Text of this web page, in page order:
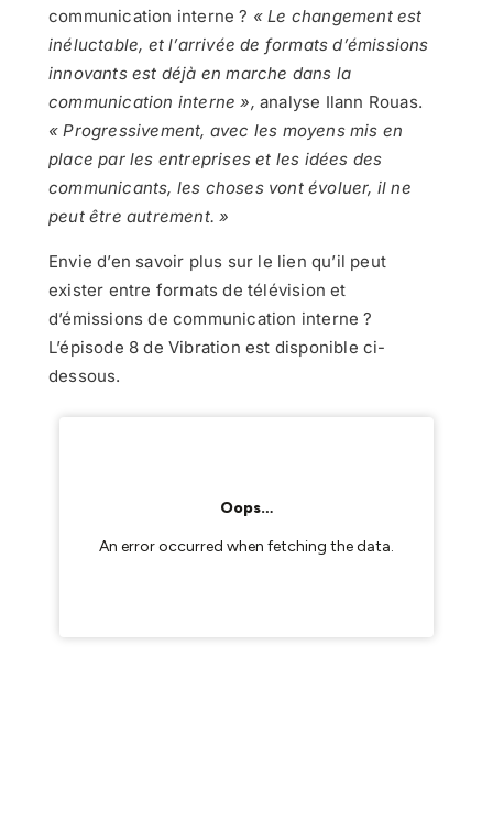
communication interne ? « Le changement est
inéluctable, et l’arrivée de formats d’émissions
innovants est déjà en marche dans la
communication interne », analyse Ilann Rouas.
« Progressivement, avec les moyens mis en
place par les entreprises et les idées des
communicants, les choses vont évoluer, il ne
peut être autrement. »
Envie d’en savoir plus sur le lien qu’il peut
exister entre formats de télévision et
d’émissions de communication interne ?
L’épisode 8 de Vibration est disponible ci-
dessous.